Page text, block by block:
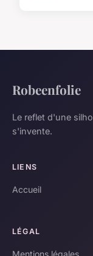
Robeenfolie
Le reflet d'une
s'invente.
LIENS
Accueil
LÉGAL
Mentions légales